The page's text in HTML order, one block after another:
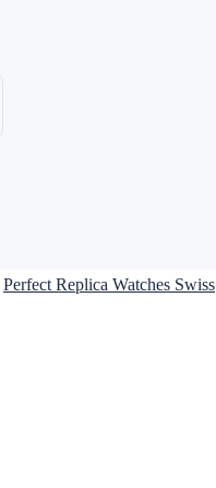
Perfect Replica Watches Swiss